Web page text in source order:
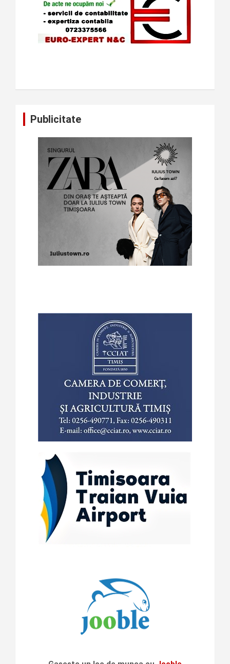
Publicitate